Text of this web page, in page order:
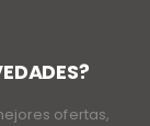
ofertas,